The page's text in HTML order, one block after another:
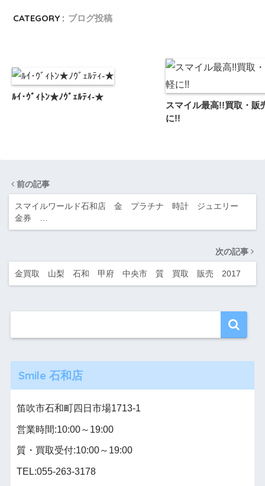
CATEGORY : ブログ投稿
ﾙｲ･ｳﾞｨﾄﾝ★ﾉｳﾞｪﾙﾃｨ-★
スマイル最高!!買取・販
に!!
前の記事
スマイルワールド石和店 金 プラチナ 時計 ジュエリー
金券 …
次の記事
金買取 山梨 石和 甲府 中央市 質 買取 販売 2017
Smile 石和店
笛吹市石和町四日市場1713-1
営業時間:10:00～19:00
質・買取受付:10:00～19:00
TEL:055-263-3178